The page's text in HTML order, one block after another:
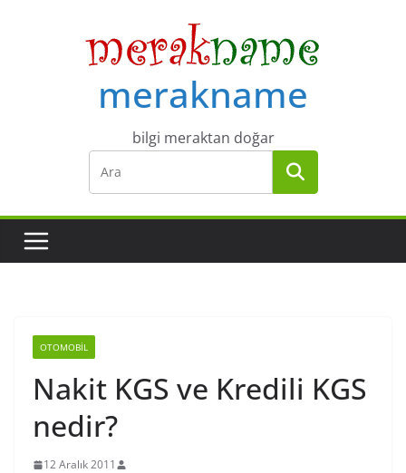
merakname
bilgi meraktan doğar
OTOMOBIL
Nakit KGS ve Kredili KGS
nedir?
12 Aralık 2011